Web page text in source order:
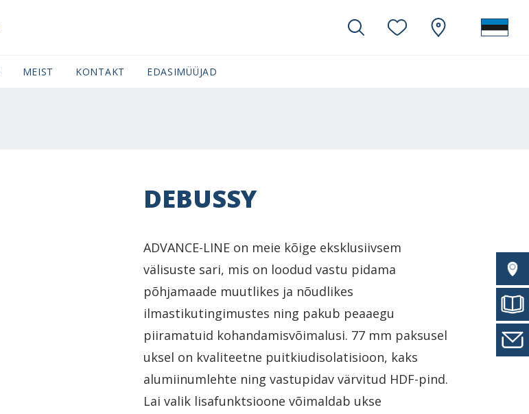
MEIST KONTAKT EDASIMÜÜJAD
DEBUSSY
ADVANCE-LINE on meie kõige eksklusiivsem
välisuste sari, mis on loodud vastu pidama
põhjamaade muutlikes ja nõudlikes
ilmastikutingimustes ning pakub peaaegu
piiramatuid kohandamisvõimalusi. 77 mm paksusel
uksel on kvaliteetne puitkiudisolatisioon, kaks
alumiinumlehte ning vastupidav värvitud HDF-pind.
Lai valik lisafunktsioone võimaldab ukse